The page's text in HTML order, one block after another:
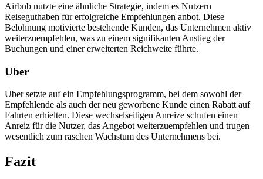
Airbnb nutzte eine ähnliche Strategie, indem es Nutzern
Reiseguthaben für erfolgreiche Empfehlungen anbot. Diese
Belohnung motivierte bestehende Kunden, das Unternehmen aktiv
weiterzuempfehlen, was zu einem signifikanten Anstieg der
Buchungen und einer erweiterten Reichweite führte.
Uber
Uber setzte auf ein Empfehlungsprogramm, bei dem sowohl der
Empfehlende als auch der neu geworbene Kunde einen Rabatt auf
Fahrten erhielten. Diese wechselseitigen Anreize schufen einen
Anreiz für die Nutzer, das Angebot weiterzuempfehlen und trugen
wesentlich zum raschen Wachstum des Unternehmens bei.
Fazit